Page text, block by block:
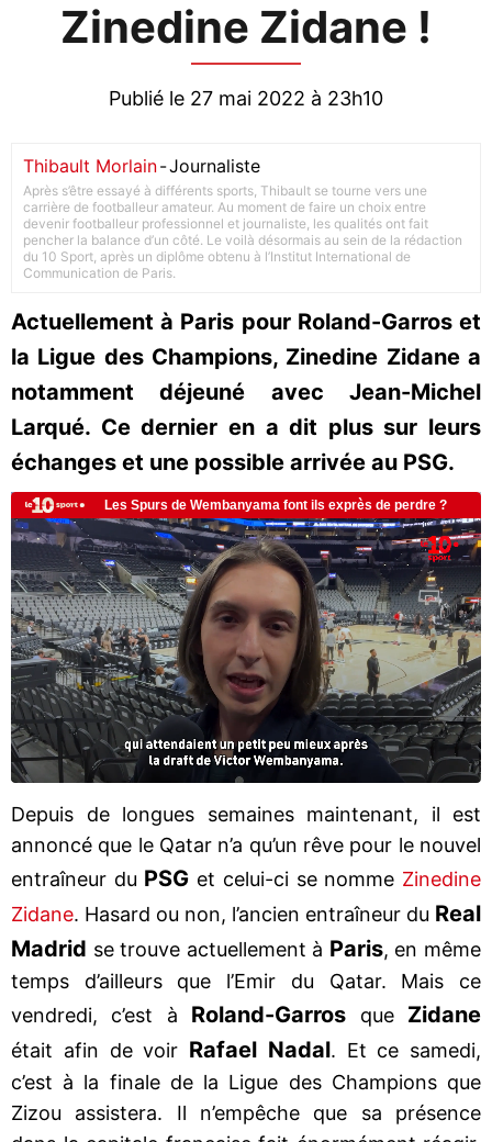
Zinedine Zidane !
Publié le 27 mai 2022 à 23h10
Thibault Morlain-Journaliste
Après s’être essayé à différents sports, Thibault se tourne vers une
carrière de footballeur amateur. Au moment de faire un choix entre
devenir footballeur professionnel et journaliste, les qualités ont fait
pencher la balance d’un côté. Le voilà désormais au sein de la rédaction
du 10 Sport, après un diplôme obtenu à l’Institut International de
Communication de Paris.
Actuellement à Paris pour Roland-Garros et
la Ligue des Champions, Zinedine Zidane a
notamment déjeuné avec Jean-Michel
Larqué. Ce dernier en a dit plus sur leurs
échanges et une possible arrivée au PSG.
Depuis de longues semaines maintenant, il est
annoncé que le Qatar n’a qu’un rêve pour le nouvel
entraîneur du PSG et celui-ci se nomme Zinedine
Zidane. Hasard ou non, l’ancien entraîneur du Real
Madrid se trouve actuellement à Paris, en même
temps d’ailleurs que l’Emir du Qatar. Mais ce
vendredi, c’est à Roland-Garros que Zidane
était afin de voir Rafael Nadal. Et ce samedi,
c’est à la finale de la Ligue des Champions que
Zizou assistera. Il n’empêche que sa présence